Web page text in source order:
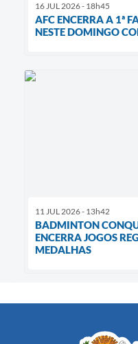
16 JUL 2026 - 18h45
AFC ENCERRA A 1ª
NESTE DOMINGO
11 JUL 2026 - 13h42
BADMINTON
ENCERRA JOGOS
MEDALHAS